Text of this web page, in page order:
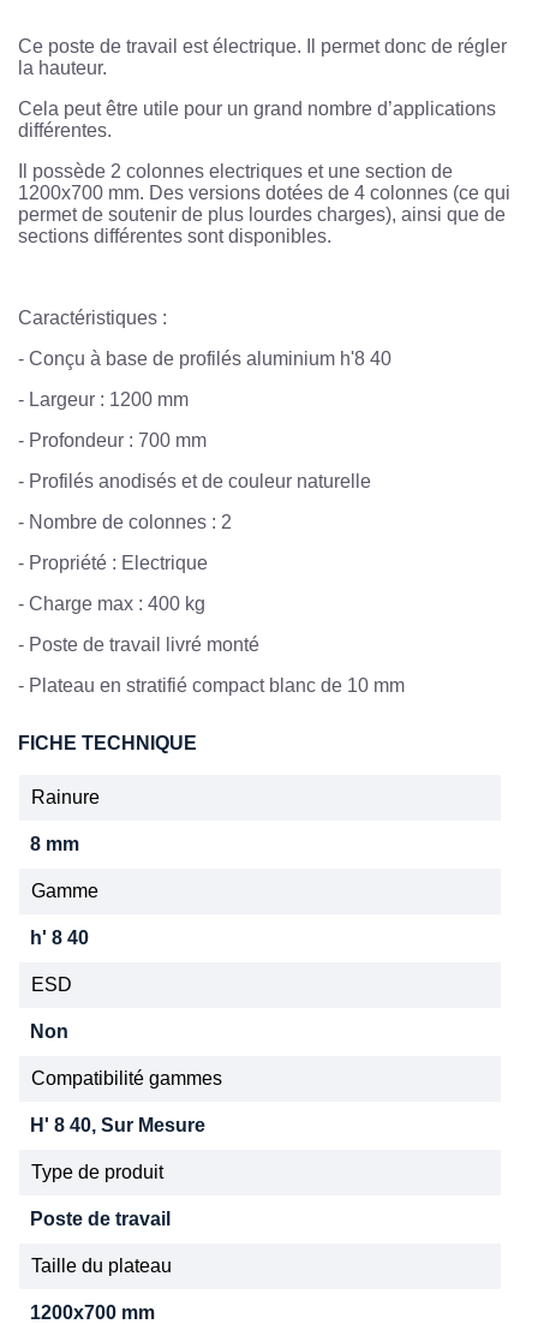
Ce poste de travail est électrique. Il permet donc de régler
la hauteur.
Cela peut être utile pour un grand nombre d’applications
différentes.
Il possède 2 colonnes electriques et une section de
1200x700 mm. Des versions dotées de 4 colonnes (ce qui
permet de soutenir de plus lourdes charges), ainsi que de
sections différentes sont disponibles.
Caractéristiques :
- Conçu à base de profilés aluminium h'8 40
- Largeur : 1200 mm
- Profondeur : 700 mm
- Profilés anodisés et de couleur naturelle
- Nombre de colonnes : 2
- Propriété : Electrique
- Charge max : 400 kg
- Poste de travail livré monté
- Plateau en stratifié compact blanc de 10 mm
FICHE TECHNIQUE
Rainure
8 mm
Gamme
h' 8 40
ESD
Non
Compatibilité gammes
H' 8 40, Sur Mesure
Type de produit
Poste de travail
Taille du plateau
1200x700 mm